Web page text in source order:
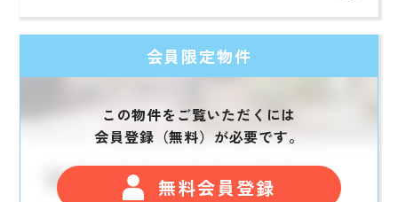
会員限定物件
この物件をご覧いただくには
会員登録（無料）が必要です。
無料会員登録